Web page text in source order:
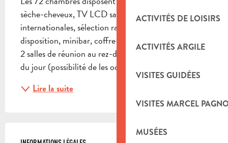
ACTIVITÉS DE LOISIRS
ACTIVITÉS ARGILE
VISITES GUIDÉES
VISITES MARCEL
MUSÉES
sèche-cheveux, TV LCD satellite, chaînes
internationales, sélection raffinée de thés et café à
disposition, minibar, coffre-fort, climatisation, Wifi.
2 salles de réunion au rez-de-chaussée avec lumière
du jour (possibilité de les occulter...
Lire la suite